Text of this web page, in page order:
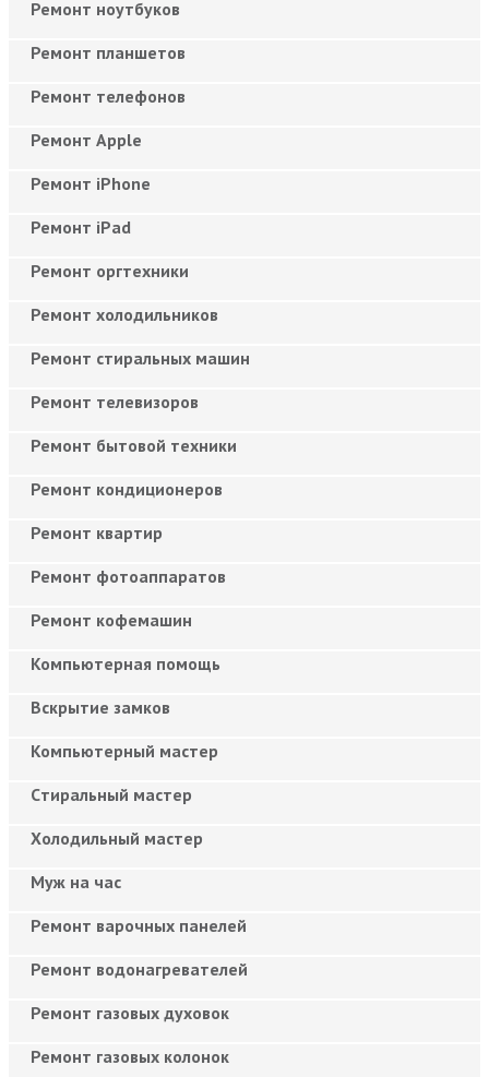
Ремонт ноутбуков
Ремонт планшетов
Ремонт телефонов
Ремонт Apple
Ремонт iPhone
Ремонт iPad
Ремонт оргтехники
Ремонт холодильников
Ремонт стиральных машин
Ремонт телевизоров
Ремонт бытовой техники
Ремонт кондиционеров
Ремонт квартир
Ремонт фотоаппаратов
Ремонт кофемашин
Компьютерная помощь
Вскрытие замков
Компьютерный мастер
Cтиральный мастер
Холодильный мастер
Муж на час
Ремонт варочных панелей
Ремонт водонагревателей
Ремонт газовых духовок
Ремонт газовых колонок